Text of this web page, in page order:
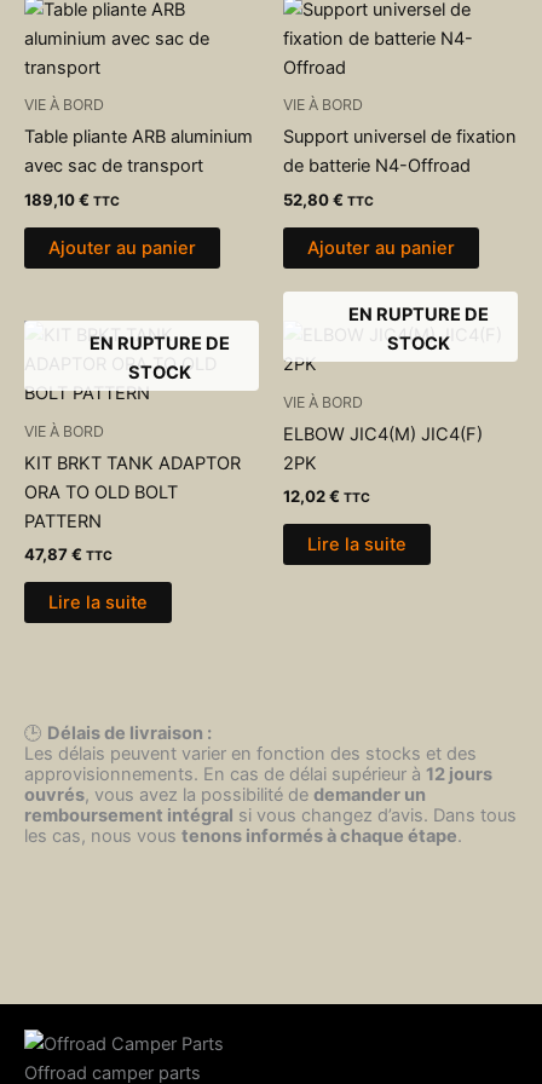
VIE À BORD
Table pliante ARB aluminium
avec sac de transport
189,10€ TTC
Ajouter au panier
VIE À BORD
Support universel de fixation
de batterie N4-Offroad
52,80€ TTC
Ajouter au panier
EN RUPTURE DE
STOCK
VIE À BORD
KIT BRKT TANK ADAPTOR
ORA TO OLD BOLT
PATTERN
47,87€ TTC
Lire la suite
EN RUPTURE DE
STOCK
VIE À BORD
ELBOW JIC4(M) JIC4(F)
2PK
12,02€ TTC
Lire la suite
🕒 Délais de livraison :
Les délais peuvent varier en fonction des stocks et des
approvisionnements. En cas de délai supérieur à 12 jours
ouvrés, vous avez la possibilité de demander un
remboursement intégral si vous changez d’avis. Dans tous
les cas, nous vous tenons informés à chaque étape.
Offroad camper parts